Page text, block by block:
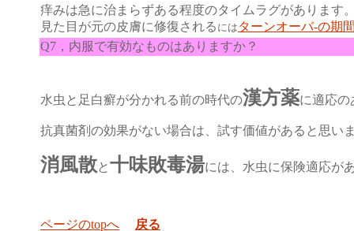
痒みは急に治まらずある程度のタイムラグがあります
見た目が元の皮膚に修復される には ターンオーバ-の期
Q7，内服で有効なものはありますか？
水虫と足白癬が分かれる前の時代の漢方薬に適応の
抗真菌剤の効果がない場合は、試す価値があると思い
消風散と十味敗毒湯には、水虫に保険適応が
ページのtopへ
戻る